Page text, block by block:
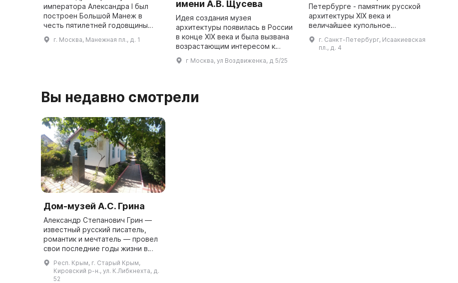
императора Александра I был
построен Большой Манеж в
честь пятилетней годовщины
победы русского оружия в
Отечественной войне 1812 года.
г. Москва, Манежная пл., д. 1
имени А.В. Щусева
Идея создания музея
архитектуры появилась в России
в конце XIX века и была вызвана
возрастающим интересом к
национальному наследию. В
целях обобщения материала,
г Москва, ул Воздвиженка, д 5/25
Петербурге - памятник русской
архитектуры XIX века и
величайшее купольное
сооружение в мире, созданное
архитектором Огюстом
Монферраном - символ
г. Санкт-Петербург, Исаакиевская
пл., д. 4
Вы недавно смотрели
Дом-музей А.С. Грина
Александр Степанович Грин —
известный русский писатель,
романтик и мечтатель — провел
свои последние годы жизни в
городе Старый Крым. Там он
закончил свои
автобиографические очерки и
Респ. Крым, г. Старый Крым,
Кировский р-н., ул. К.Либкнехта, д.
52